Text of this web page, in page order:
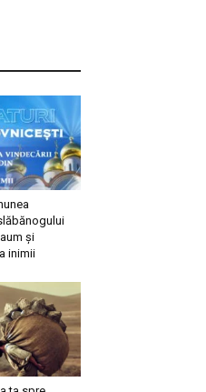
și
inimii